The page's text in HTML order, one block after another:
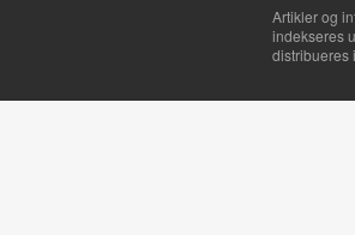
Artikler og
indekseres
distribueres